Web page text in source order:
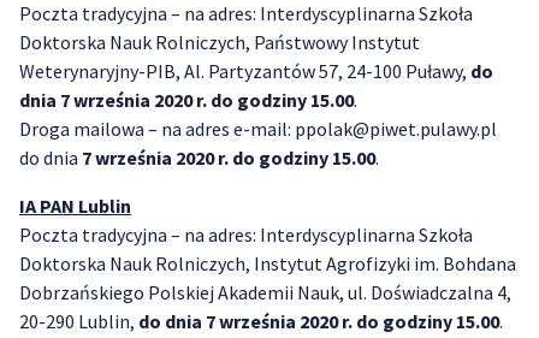
Poczta tradycyjna – na adres: Interdyscyplinarna Szkoła
Doktorska Nauk Rolniczych, Państwowy Instytut
Weterynaryjny-PIB, Al. Partyzantów 57, 24-100 Puławy, do
dnia 7 września 2020 r. do godziny 15.00.
Droga mailowa – na adres e-mail: ppolak@piwet.pulawy.pl
do dnia 7 września 2020 r. do godziny 15.00.
IA PAN Lublin
Poczta tradycyjna – na adres: Interdyscyplinarna Szkoła
Doktorska Nauk Rolniczych, Instytut Agrofizyki im. Bohdana
Dobrzańskiego Polskiej Akademii Nauk, ul. Doświadczalna 4,
20-290 Lublin, do dnia 7 września 2020 r. do godziny 15.00.